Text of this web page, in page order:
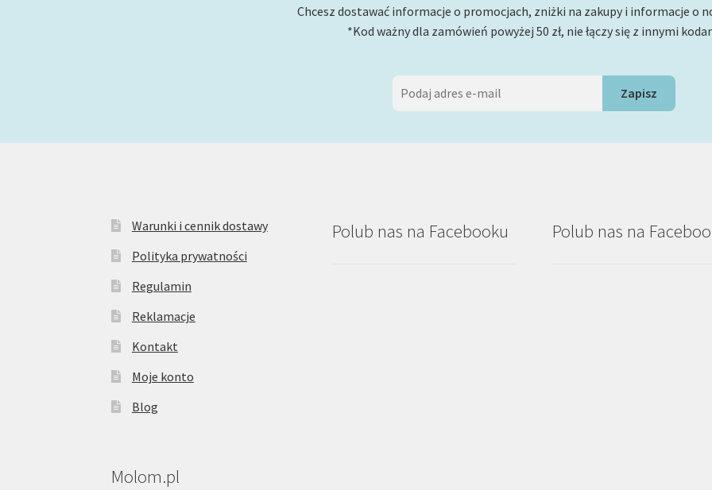
Chcesz dostawać informacje o promocjach, zniżki na zakupy i informacje o
*Kod ważny dla zamówień powyżej 50 zł, nie łączy się z innymi
Warunki i cennik dostawy
Polityka prywatności
Regulamin
Reklamacje
Kontakt
Moje konto
Blog
Molom.pl
Polub nas na Facebooku Polub nas na